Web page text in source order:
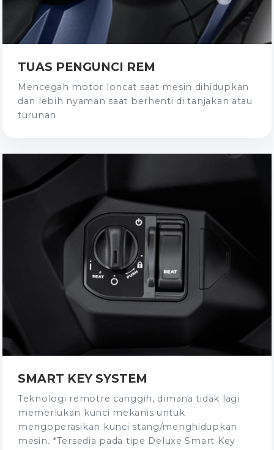
TUAS PENGUNCI REM
Mencegah motor loncat saat mesin dihidupkan
dan lebih nyaman saat berhenti di tanjakan atau
turunan
SMART KEY SYSTEM
Teknologi remotre canggih, dimana tidak lagi
memerlukan kunci mekanis untuk
mengoperasikan kunci stang/menghidupkan
mesin. *Tersedia pada tipe Deluxe Smart Key